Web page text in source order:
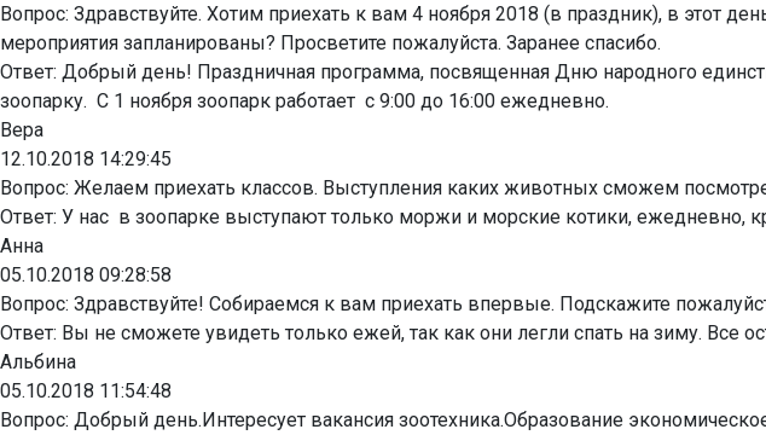
Вопрос: Здравствуйте. Хотим приехать к вам 4 ноября 2018 (в праздник), в этот
мероприятия запланированы? Просветите пожалуйста. Заранее спасибо.
Ответ: Добрый день! Праздничная программа, посвященная Дню народного
зоопарку. С 1 ноября зоопарк работает с 9:00 до 16:00 ежедневно.
Вера
12.10.2018 14:29:45
Вопрос: Желаем приехать классов. Выступления каких животных сможем
Ответ: У нас в зоопарке выступают только моржи и морские котики, ежедневно,
Анна
05.10.2018 09:28:58
Вопрос: Здравствуйте! Собираемся к вам приехать впервые. Подскажите
Ответ: Вы не сможете увидеть только ежей, так как они легли спать на зиму. Все
Альбина
05.10.2018 11:54:48
Вопрос: Добрый день.Интересует вакансия зоотехника.Образование